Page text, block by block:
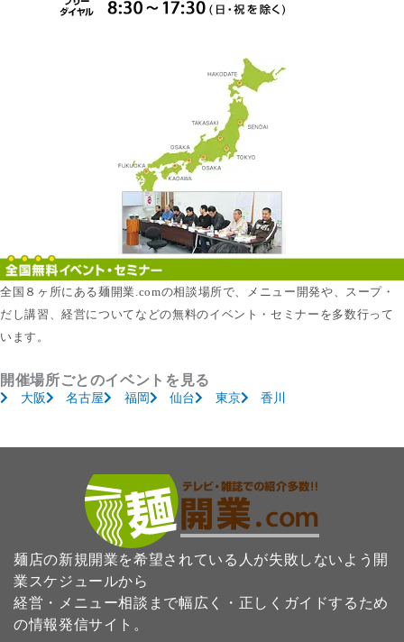
全国８ヶ所にある麺開業.comの相談場所で、メニュー開発や、スープ・
だし講習、経営についてなどの無料のイベント・セミナーを多数行って
います。
開催場所ごとのイベントを見る
大阪 名古屋 福岡 仙台 東京 香川
麺店の新規開業を希望されている人が失敗しないよう開
業スケジュールから
経営・メニュー相談まで幅広く・正しくガイドするため
の情報発信サイト。